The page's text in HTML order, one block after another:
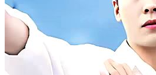
89 Episodes
Demi mendapatkan uang, Sandy Lenora
orang lain. Untuk menghindari musuh,
pelayan pria di sebuah hotel. Namun,
tak sengaja menabrak seorang CEO
terus dikejar neneknya untuk segera